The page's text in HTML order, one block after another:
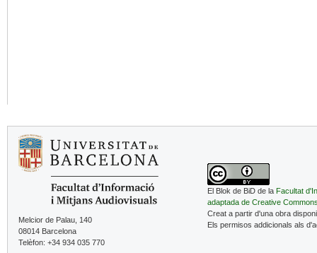
Melcior de Palau, 140
08014 Barcelona
Telèfon: +34 934 035 770
El Blok de BiD de la Facultat
adaptada de Creative
Creat a partir d'una obra
Els permisos addicionals als